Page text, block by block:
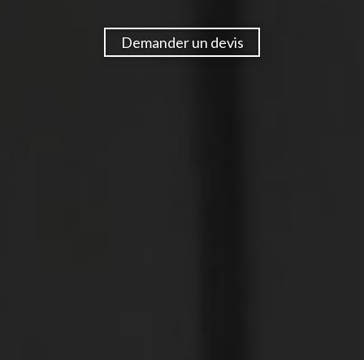
Demander un devis